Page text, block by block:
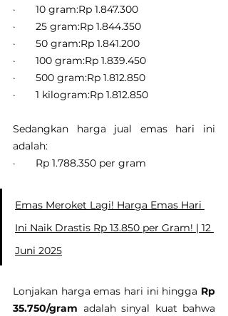
·       10 gram:Rp 1.847.300
·       25 gram:Rp 1.844.350
·       50 gram:Rp 1.841.200
·       100 gram:Rp 1.839.450
·       500 gram:Rp 1.812.850
·       1 kilogram:Rp 1.812.850
Sedangkan harga jual emas hari ini
adalah:
·       Rp 1.788.350 per gram
Emas Meroket Lagi! Harga Emas Hari
Ini Naik Drastis Rp 13.850 per Gram! | 12
Juni 2025
Lonjakan harga emas hari ini hingga Rp
35.750/gram adalah sinyal kuat bahwa